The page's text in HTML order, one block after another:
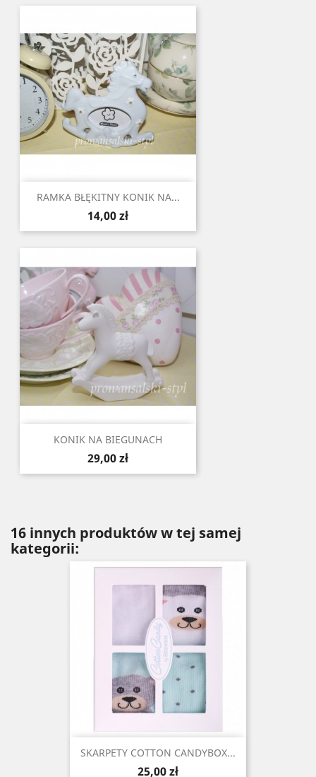
RAMKA BŁĘKITNY KONIK NA...
Cena
14,00 zł
KONIK NA BIEGUNACH
Cena
29,00 zł
16 innych produktów w tej samej
kategorii:
SKARPETY COTTON CANDYBOX...
Cena
25,00 zł